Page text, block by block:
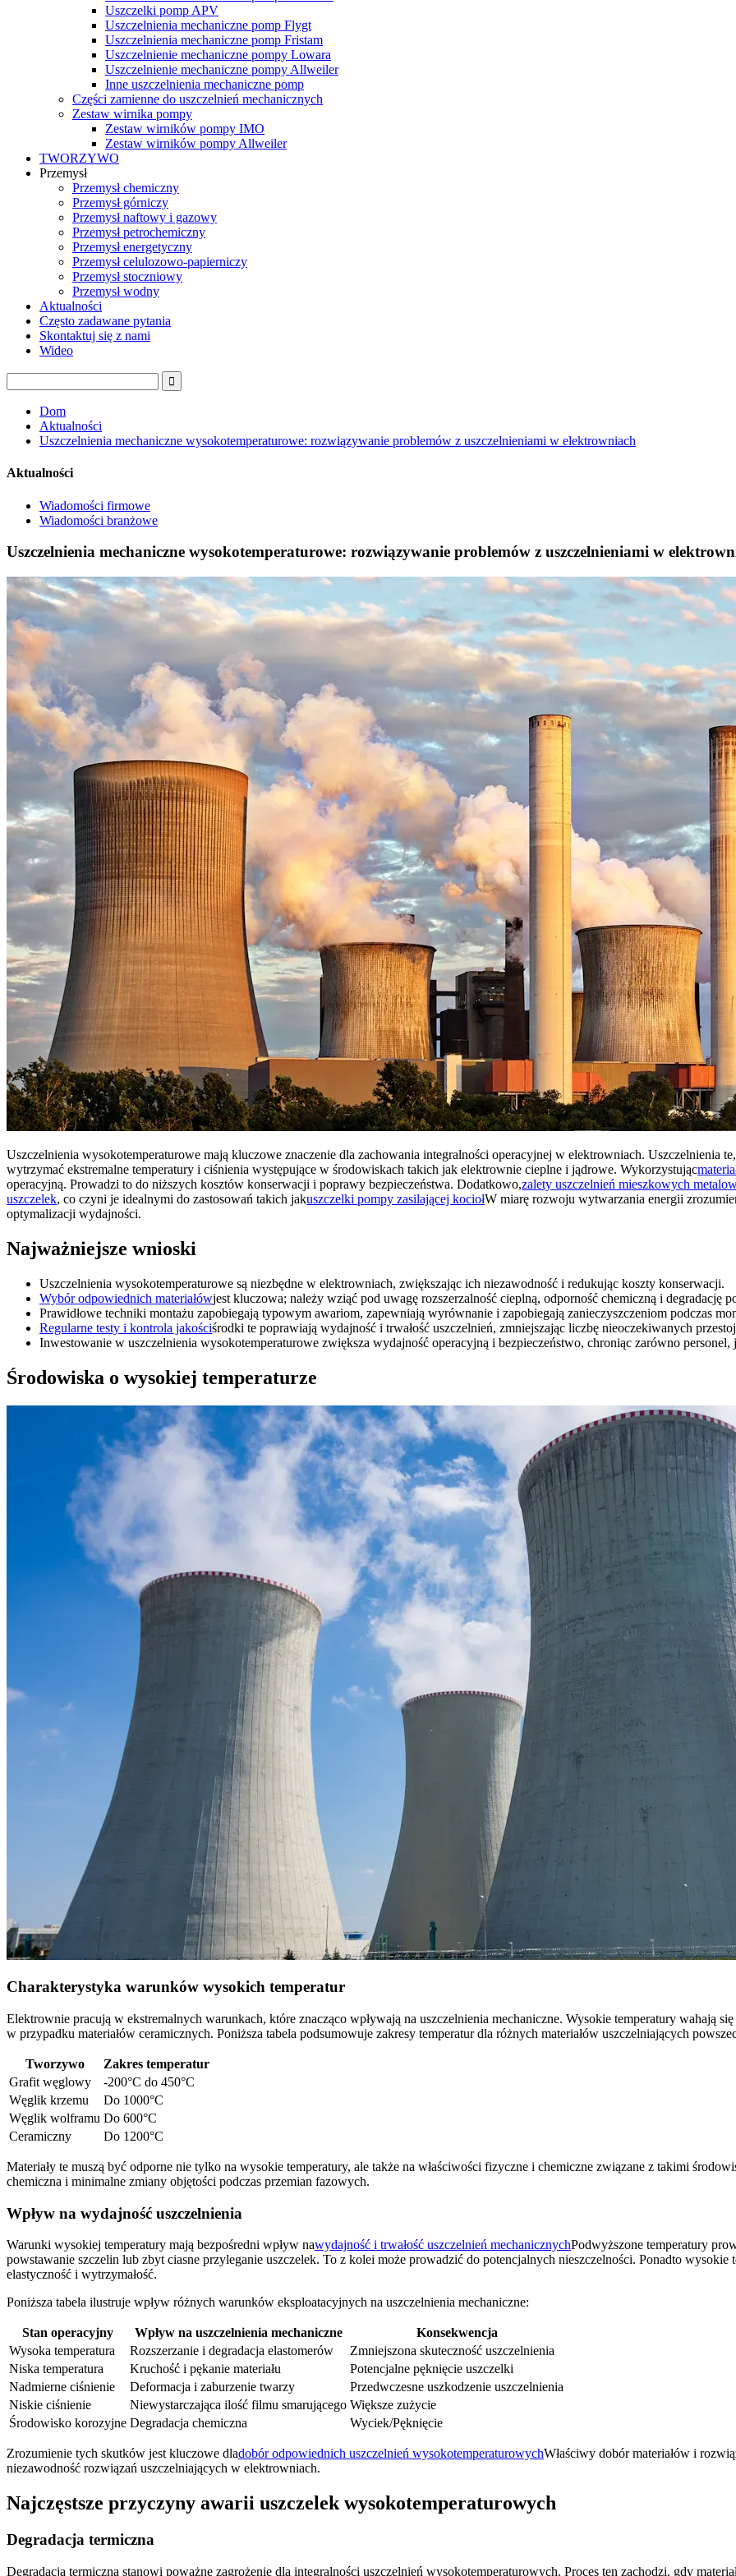
Uszczelki pomp APV
Uszczelnienia mechaniczne pomp Flygt
Uszczelnienia mechaniczne pomp Fristam
Uszczelnienie mechaniczne pompy Lowara
Uszczelnienie mechaniczne pompy Allweiler
Inne uszczelnienia mechaniczne pomp
Części zamienne do uszczelnień mechanicznych
Zestaw wirnika pompy
Zestaw wirników pompy IMO
Zestaw wirników pompy Allweiler
TWORZYWO
Przemysł
Przemysł chemiczny
Przemysł górniczy
Przemysł naftowy i gazowy
Przemysł petrochemiczny
Przemysł energetyczny
Przemysł celulozowo-papierniczy
Przemysł stoczniowy
Przemysł wodny
Aktualności
Często zadawane pytania
Skontaktuj się z nami
Wideo
Dom
Aktualności
Uszczelnienia mechaniczne wysokotemperaturowe: rozwiązywanie problemów z uszczelnieniami w elektrowniach
Aktualności
Wiadomości firmowe
Wiadomości branżowe
Uszczelnienia mechaniczne wysokotemperaturowe: rozwiązywanie problemów z uszczelnieniami w
Uszczelnienia wysokotemperaturowe mają kluczowe znaczenie dla zachowania integralności operacyjnej w elektrowniach. Uszczelnienia
wytrzymać ekstremalne temperatury i ciśnienia występujące w środowiskach takich jak elektrownie cieplne i jądrowe. Wykorzystując
operacyjną. Prowadzi to do niższych kosztów konserwacji i poprawy bezpieczeństwa. Dodatkowo,zalety uszczelnień mieszkowych
uszczelek, co czyni je idealnymi do zastosowań takich jakuszczelki pompy zasilającej kociołW miarę rozwoju wytwarzania energii
optymalizacji wydajności.
Najważniejsze wnioski
Uszczelnienia wysokotemperaturowe są niezbędne w elektrowniach, zwiększając ich niezawodność i redukując koszty konserwacji.
Wybór odpowiednich materiałówjest kluczowa; należy wziąć pod uwagę rozszerzalność cieplną, odporność chemiczną i degradację
Prawidłowe techniki montażu zapobiegają typowym awariom, zapewniają wyrównanie i zapobiegają zanieczyszczeniom podczas
Regularne testy i kontrola jakościśrodki te poprawiają wydajność i trwałość uszczelnień, zmniejszając liczbę nieoczekiwanych
Inwestowanie w uszczelnienia wysokotemperaturowe zwiększa wydajność operacyjną i bezpieczeństwo, chroniąc zarówno personel,
Środowiska o wysokiej temperaturze
Charakterystyka warunków wysokich temperatur
Elektrownie pracują w ekstremalnych warunkach, które znacząco wpływają na uszczelnienia mechaniczne. Wysokie temperatury wahają
w przypadku materiałów ceramicznych. Poniższa tabela podsumowuje zakresy temperatur dla różnych materiałów uszczelniających
Tworzywo
Zakres temperatur
Grafit węglowy
-200°C do 450°C
Węglik krzemu
Do 1000°C
Węglik wolframu Do 600°C
Ceramiczny
Do 1200°C
Materiały te muszą być odporne nie tylko na wysokie temperatury, ale także na właściwości fizyczne i chemiczne związane z takimi
chemiczna i minimalne zmiany objętości podczas przemian fazowych.
Wpływ na wydajność uszczelnienia
Warunki wysokiej temperatury mają bezpośredni wpływ nawydajność i trwałość uszczelnień mechanicznychPodwyższone temperatury
powstawanie szczelin lub zbyt ciasne przyleganie uszczelek. To z kolei może prowadzić do potencjalnych nieszczelności. Ponadto wysokie
elastyczność i wytrzymałość.
Poniższa tabela ilustruje wpływ różnych warunków eksploatacyjnych na uszczelnienia mechaniczne:
Stan operacyjny Wpływ na uszczelnienia mechaniczne
Konsekwencja
Wysoka temperatura
Rozszerzanie i degradacja elastomerów
Zmniejszona skuteczność uszczelnienia
Niska temperatura
Kruchość i pękanie materiału
Potencjalne pęknięcie uszczelki
Nadmierne ciśnienie
Deformacja i zaburzenie twarzy
Przedwczesne uszkodzenie uszczelnienia
Niskie ciśnienie
Niewystarczająca ilość filmu smarującego Większe zużycie
Środowisko korozyjne Degradacja chemiczna Wyciek/Pęknięcie
Zrozumienie tych skutków jest kluczowe dladobór odpowiednich uszczelnień wysokotemperaturowychWłaściwy dobór materiałów i
niezawodność rozwiązań uszczelniających w elektrowniach.
Najczęstsze przyczyny awarii uszczelek wysokotemperaturowych
Degradacja termiczna
Degradacja termiczna stanowi poważne zagrożenie dla integralności uszczelnień wysokotemperaturowych. Proces ten zachodzi, gdy